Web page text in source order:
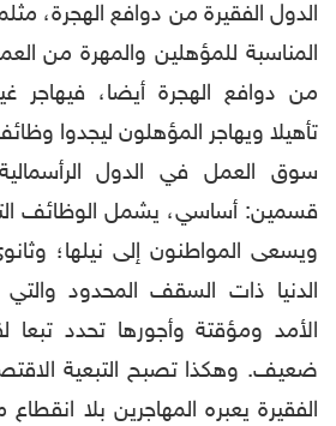
الدول الفقيرة من دوافع الهجرة،
المناسبة للمؤهلين والمهرة من
من دوافع الهجرة أيضا، فيهاجر
تأهيلا ويهاجر المؤهلون ليجدوا
سوق العمل في الدول
قسمين: أساسي، يشمل الوظائف
ويسعى المواطنون إلى نيلها؛
الدنيا ذات السقف المحدود
الأمد ومؤقتة وأجورها تحدد تبعا
ضعيف. وهكذا تصبح التبعية
الفقيرة يعبره المهاجرين بلا